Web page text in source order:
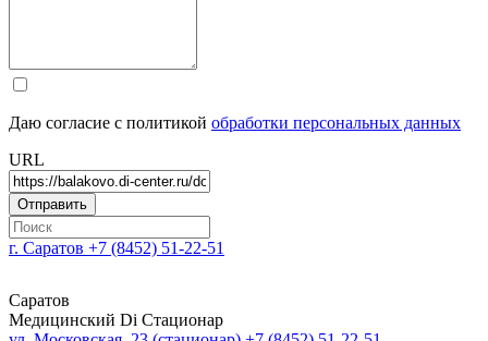
Даю согласие с политикой обработки персональных данных
URL
г. Саратов +7 (8452) 51-22-51
Саратов
Медицинский Di Стационар